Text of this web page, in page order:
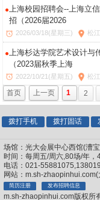
上海校园招聘会--上海立
招（2026届2026
2026/03/18(星期三) 松
上海杉达学院艺术设计与
（2023届秋季上海
2022/10/21(星期五) 松
首页 上一页 1 2
拨打手机 拨打固话
场馆：光大会展中心西馆(漕
时间：每周五/周六,80场/年，
电话：021-
网站：m.sh-
简历注册 发布招聘信息
m.sh-zhaopinhui.com版权所